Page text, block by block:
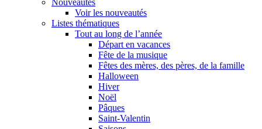
Voir les nouveautés
Listes thématiques
Tout au long de l’année
Départ en vacances
Fête de la musique
Fêtes des mères, des pères, de la famille
Halloween
Hiver
Noël
Pâques
Saint-Valentin